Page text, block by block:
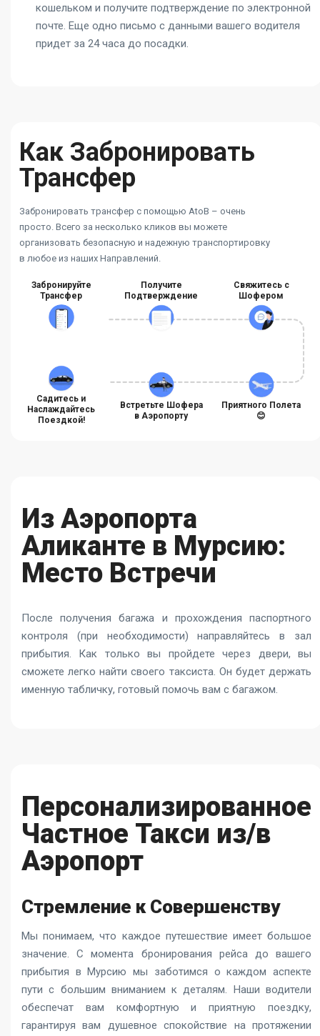
кошельком и получите подтверждение по электронной
почте. Еще одно письмо с данными вашего водителя
придет за 24 часа до посадки.
Как Забронировать
Трансфер
Забронировать трансфер с помощью AtoB – очень
просто. Всего за несколько кликов вы можете
организовать безопасную и надежную транспортировку
в любое из наших Направлений.
Забронируйте
Трансфер
Получите
Подтверждение
Свяжитесь с
Шофером
Садитесь и
Наслаждайтесь
Поездкой!
Встретьте Шофера
в Аэропорту
Приятного Полета
😊
Из Аэропорта
Аликанте в Мурсию:
Место Встречи
После получения багажа и прохождения паспортного
контроля (при необходимости) направляйтесь в зал
прибытия. Как только вы пройдете через двери, вы
сможете легко найти своего таксиста. Он будет держать
именную табличку, готовый помочь вам с багажом.
Персонализированное
Частное Такси из/в
Аэропорт
Стремление к Совершенству
Мы понимаем, что каждое путешествие имеет большое
значение. С момента бронирования рейса до вашего
прибытия в Мурсию мы заботимся о каждом аспекте
пути с большим вниманием к деталям. Наши водители
обеспечат вам комфортную и приятную поездку,
гарантируя вам душевное спокойствие на протяжении